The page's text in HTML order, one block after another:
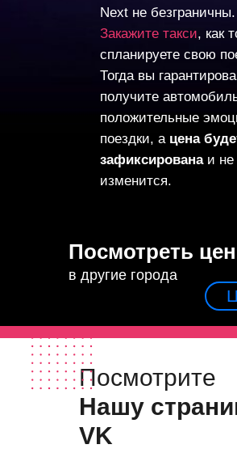
Next не безграничны.
Закажите такси, как
спланируете свою
Тогда вы
получите
положительные
поездки, а цена
зафиксированаи не
изменится.
в другие города
Посмотреть
Посмотрите
Нашу
VK